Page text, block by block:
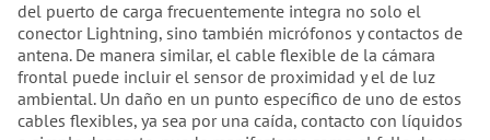
del puerto de carga frecuentemente integra no solo el
conector Lightning, sino también micrófonos y contactos de
antena. De manera similar, el cable flexible de la cámara
frontal puede incluir el sensor de proximidad y el de luz
ambiental. Un daño en un punto específico de uno de estos
cables flexibles, ya sea por una caída, contacto con líquidos